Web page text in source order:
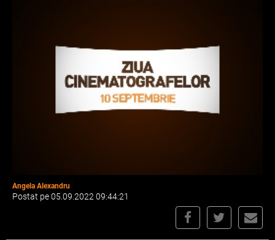
Angela Alexandru
Postat pe 05.09.2022 09:44:21